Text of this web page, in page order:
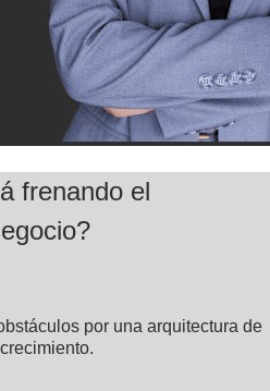
frenando el
por una arquitectura de